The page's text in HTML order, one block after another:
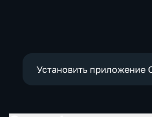
Установить приложение